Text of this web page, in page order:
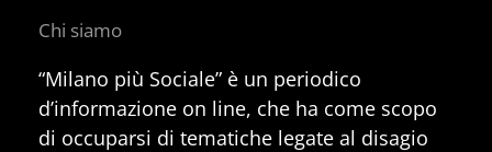
Chi siamo
“Milano più Sociale” è un periodico
d’informazione on line, che ha come scopo
di occuparsi di tematiche legate al disagio